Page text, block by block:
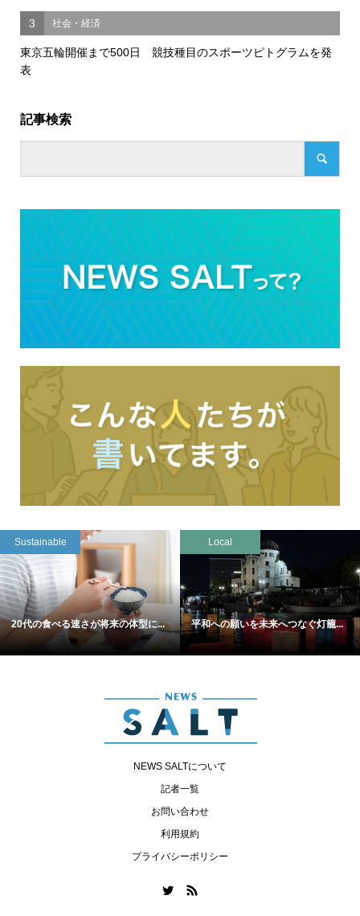
3 社会・経済
東京五輪開催まで500日 競技種目のスポーツピトグラムを発
表
記事検索
Sustainable
20代の食べる速さが将来の体型に...
Local
平和への願いを未来へつなぐ灯籠...
NEWS SALTについて
記者一覧
お問い合わせ
利用規約
プライバシーポリシー